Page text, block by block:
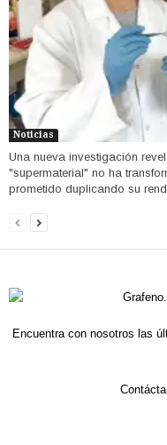
Noticias
Una nueva investigación
"supermaterial" no ha
prometido duplicando su
Encuentra con nosotros las